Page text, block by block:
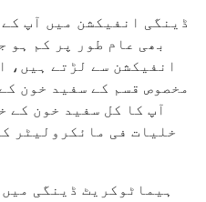
ڈینگی انفیکشن میں آپ
بھی عام طور پر کم ہو
انفیکشن سے لڑتے ہیں،
مخصوص قسم کے سفید خون
خلیات فی مائکرولیٹر
ہیماٹوکریٹ ڈینگی